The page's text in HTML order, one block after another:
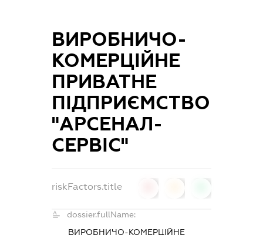
ВИРОБНИЧО-
КОМЕРЦІЙНЕ
ПРИВАТНЕ
ПІДПРИЄМСТВО
"АРСЕНАЛ-
СЕРВІС"
riskFactors.title
dossier.fullName:
ВИРОБНИЧО-КОМЕРЦІЙНЕ